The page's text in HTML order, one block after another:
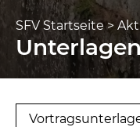
SFV Startseite>